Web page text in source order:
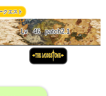
クエスト
Lv 46 patch2.1